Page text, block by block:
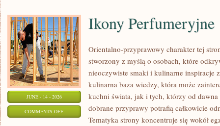
JUNE - 14 - 2026
COMMENTS OFFON
Ikony Perfumeryjne
Orientalno-przyprawowy charakter tej
stworzony z myślą o osobach, które
nieoczywiste smaki i kulinarne inspiracje
kulinarna baza wiedzy, która może
kuchni świata, jak i tych, którzy od
dobrane przyprawy potrafią całkowicie
Tematyka strony koncentruje się wokół